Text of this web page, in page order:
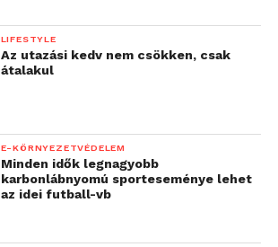
LIFESTYLE
Az utazási kedv nem csökken, csak
átalakul
E-KÖRNYEZETVÉDELEM
Minden idők legnagyobb
karbonlábnyomú sporteseménye lehet
az idei futball-vb